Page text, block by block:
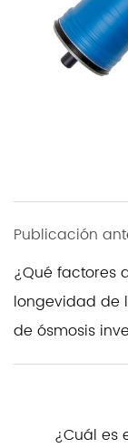
Publicación
¿Qué factores
longevidad de
de ósmosis
¿Cuál es